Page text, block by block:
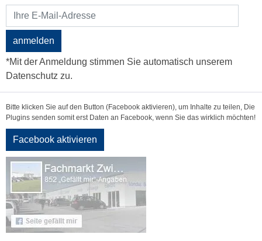
anmelden
*Mit der Anmeldung stimmen Sie automatisch unserem
Datenschutz zu.
Bitte klicken Sie auf den Button (Facebook aktivieren), um Inhalte zu teilen, Die
Plugins senden somit erst Daten an Facebook, wenn Sie das wirklich möchten!
Facebook aktivieren